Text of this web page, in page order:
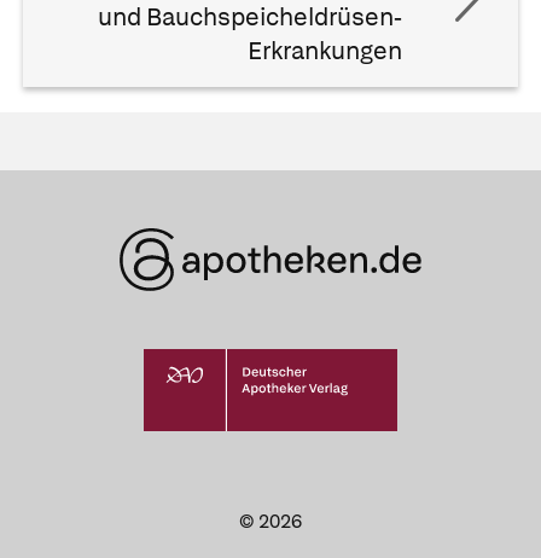
und Bauchspeicheldrüsen-
Erkrankungen
© 2026